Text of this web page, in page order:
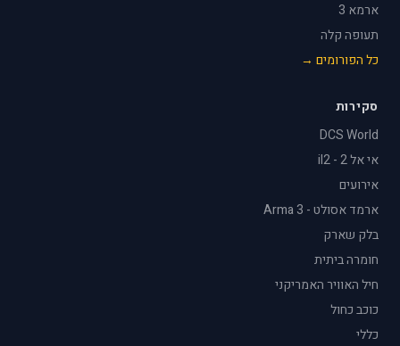
ארמא 3
תעופה קלה
כל הפורומים →
סקירות
DCS World
אי אל 2 - il2
אירועים
ארמד אסולט - Arma 3
בלק שארק
חומרה ביתית
חיל האוויר האמריקני
כוכב כחול
כללי